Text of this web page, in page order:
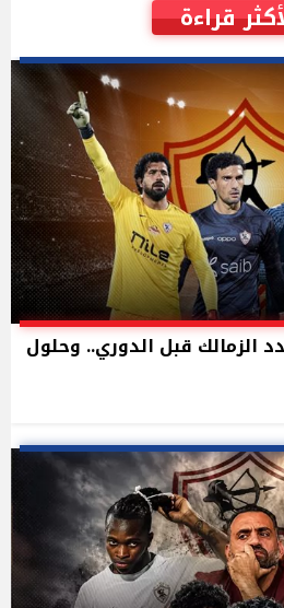
قراءة
الزمالك قبل الدوري.. وحلول